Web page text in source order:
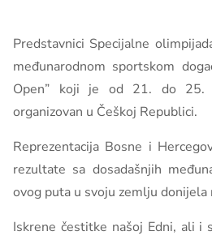
Predstavnici Specijalne
međunarodnom sportskom
Open” koji je od 21. do 25.
organizovan u Češkoj Republici.
Reprezentacija Bosne i
rezultate sa dosadašnjih
ovog puta u svoju zemlju donijela
Iskrene čestitke našoj Edni, ali i